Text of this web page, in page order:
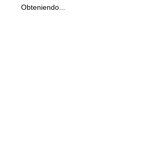
Obteniendo...